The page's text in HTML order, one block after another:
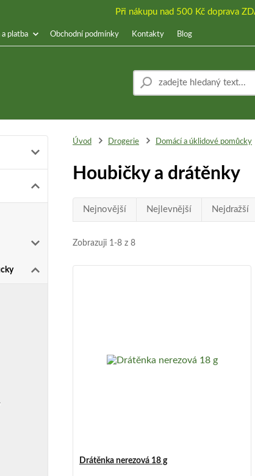
Při nákupu nad 500 Kč doprava
a platba Obchodní podmínky Kontakty Blog
Úvod Drogerie Domácí a úklidové pomůcky
Houbičky a drátěnky
Nejnovější Nejlevnější Nejdražší
Zobrazuji 1-8 z 8
Drátěnka nerezová 18 g